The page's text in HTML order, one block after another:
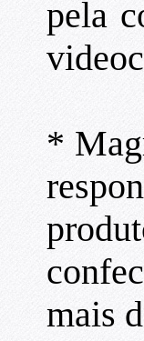
pela
*
mais